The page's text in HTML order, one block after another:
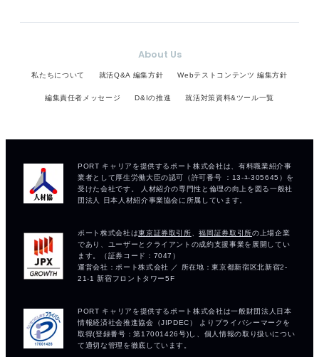
About Us
私たちについて 就活Q&A 編集方針 Webテストコンテンツ 編集方針
編集責任者メッセージ D&Iの推進 就活対策資料&ツール一覧